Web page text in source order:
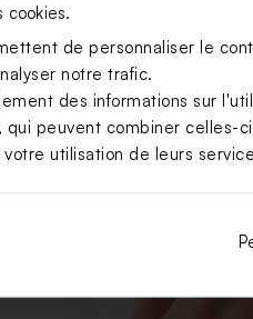
cookies.
de personnaliser le
notre trafic.
des informations sur
peuvent combiner celles-
utilisation de leurs